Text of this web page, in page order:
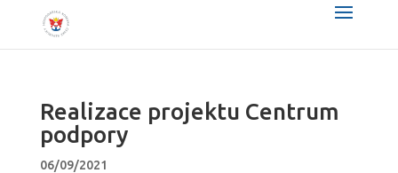
Realizace projektu Centrum
podpory
06/09/2021